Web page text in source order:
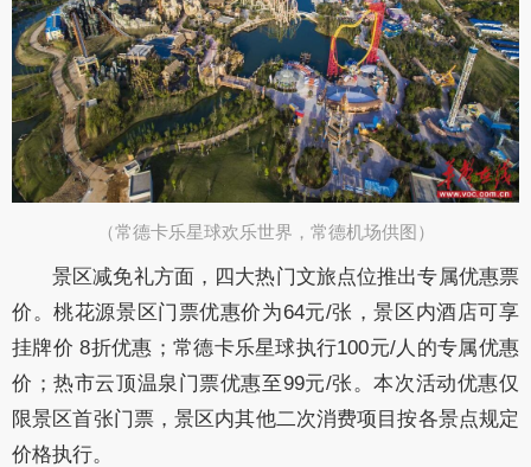
（常德卡乐星球欢乐世界，常德机场供图）​
景区减免礼方面，四大热门文旅点位推出专属优惠票
价。桃花源景区门票优惠价为64元/张，景区内酒店可享
挂牌价 8折优惠；常德卡乐星球执行100元/人的专属优惠
价；热市云顶温泉门票优惠至99元/张。本次活动优惠仅
限景区首张门票，景区内其他二次消费项目按各景点规定
价格执行。